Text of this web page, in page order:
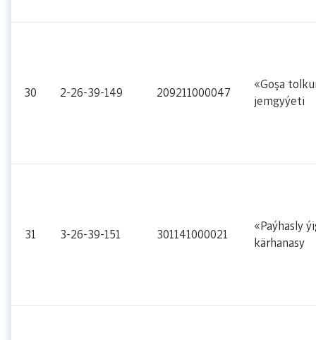
30 2-26-39-149 209211000047
«Goşa
jemgyýeti
31 3-26-39-151 301141000021
«Paýhasly
kärhanasy